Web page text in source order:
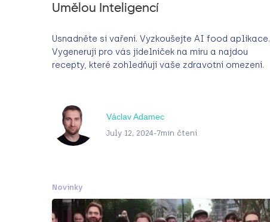
Umělou Inteligencí
Usnadněte si vaření. Vyzkoušejte AI food aplikace.
Vygenerují pro vás jídelníček na míru a najdou
recepty, které zohledňují vaše zdravotní omezení.
Václav Adamec
July 12, 2024-7min čtení
Novinky